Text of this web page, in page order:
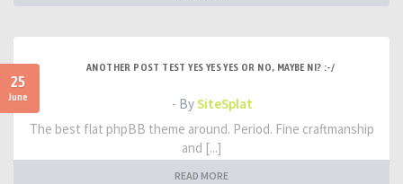
25
June
ANOTHER POST TEST YES YES YES OR NO, MAYBE NI? :-/
- BySiteSplat
The best flat phpBB theme around. Period. Fine craftmanship
and [...]
READ MORE